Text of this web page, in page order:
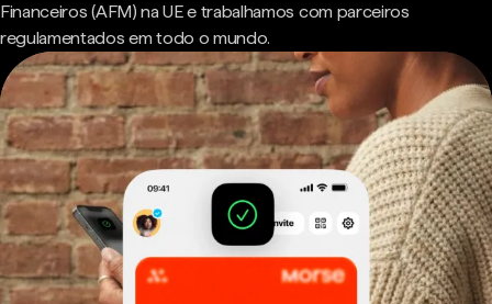
Financeiros (AFM) na UE e trabalhamos com parceiros
regulamentados em todo o mundo.